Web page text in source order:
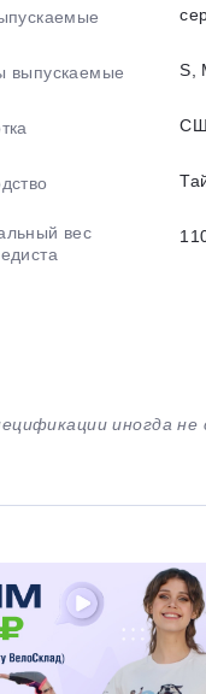
выпускаемые S,
вес
иногда